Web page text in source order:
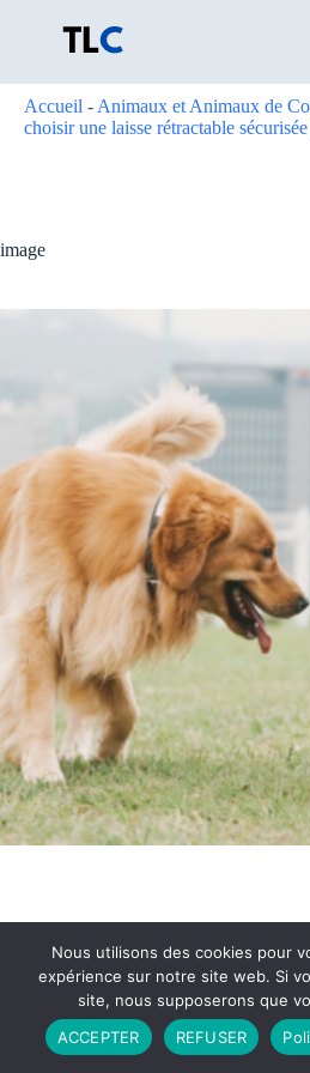
Accueil - Animaux et Animaux de
choisir une laisse rétractable
image
Partenariat Contact
CGU
Copyright © 2026 - Propulsé par
Nous utilisons des cookies pour
expérience sur notre site web. Si
site, nous supposerons que
ACCEPTER
REFUSER